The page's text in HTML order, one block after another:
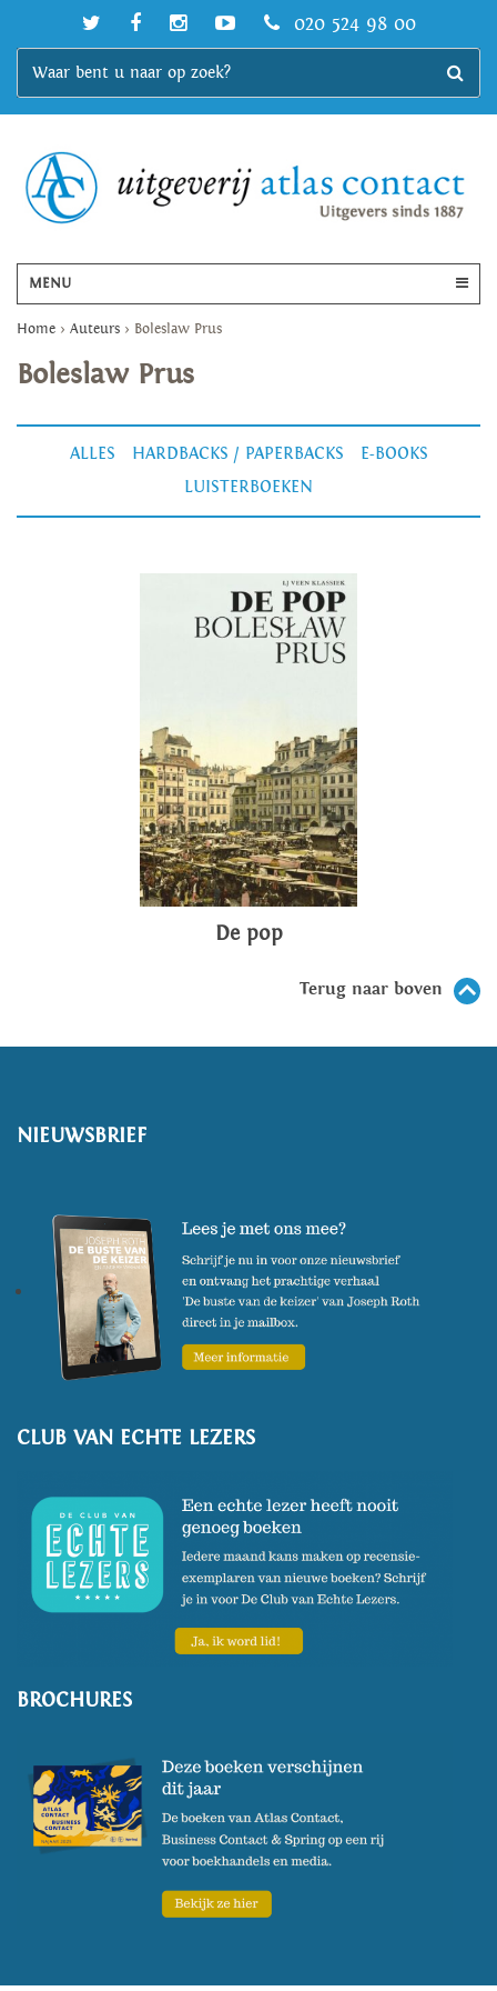
020 524 98 00
MENU
Home > Auteurs > Boleslaw Prus
Boleslaw Prus
ALLES HARDBACKS / PAPERBACKS
E-BOOKS
LUISTERBOEKEN
De pop
Terug naar boven
NIEUWSBRIEF
CLUB VAN ECHTE LEZERS
BROCHURES